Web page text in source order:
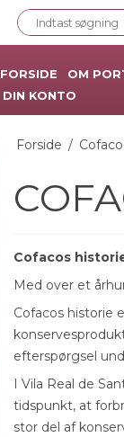
FORSIDE OM
DIN KONTO
Forside / Cofaco
Cofacos h
Med over et
Cofacos historie
efterspørgsel
I Vila Real de
tidspunkt, at
stor del af